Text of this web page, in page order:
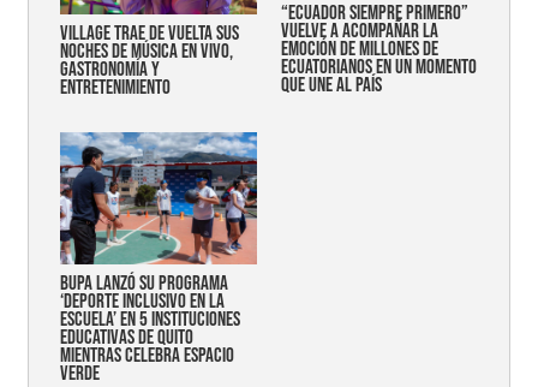
Village trae de vuelta sus
noches de música en vivo,
gastronomía y
entretenimiento
“Ecuador siempre primero”
vuelve a acompañar la
emoción de millones de
ecuatorianos en un momento
que une al país
Bupa lanzó su programa
‘Deporte Inclusivo en la
Escuela’ en 5 instituciones
educativas de Quito
mientras celebra espacio
verde